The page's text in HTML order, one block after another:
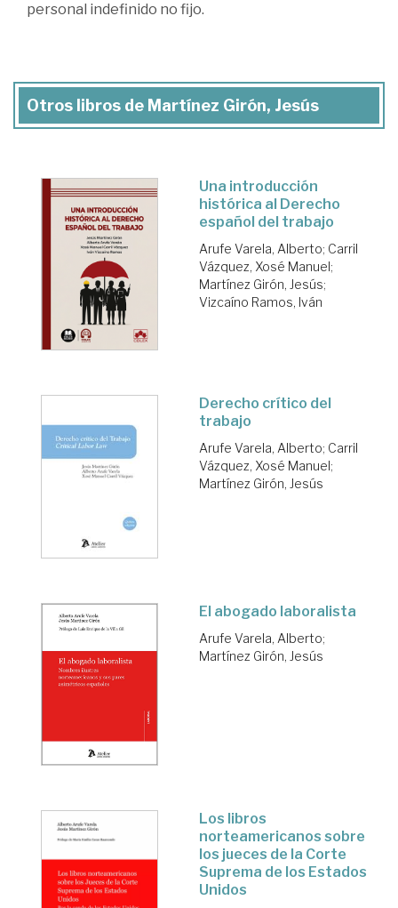
personal indefinido no fijo.
Otros libros de Martínez Girón, Jesús
Una introducción
histórica al Derecho
español del trabajo
Arufe Varela, Alberto; Carril
Vázquez, Xosé Manuel;
Martínez Girón, Jesús;
Vizcaíno Ramos, Iván
Derecho crítico del
trabajo
Arufe Varela, Alberto; Carril
Vázquez, Xosé Manuel;
Martínez Girón, Jesús
El abogado laboralista
Arufe Varela, Alberto;
Martínez Girón, Jesús
Los libros
norteamericanos sobre
los jueces de la Corte
Suprema de los Estados
Unidos